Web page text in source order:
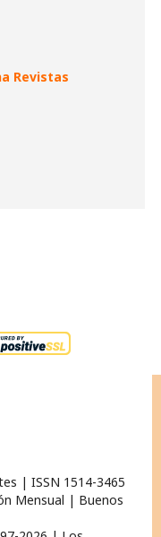
Revistas
| ISSN 1514-3465
Mensual | Buenos